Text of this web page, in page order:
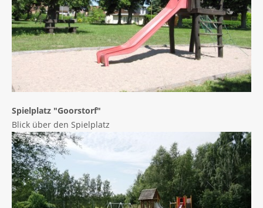
Spielplatz "Goorstorf"
Blick über den Spielplatz